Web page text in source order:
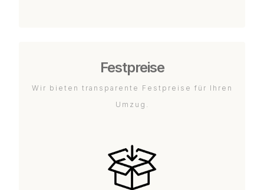
Festpreise
Wir bieten transparente Festpreise für Ihren
Umzug.